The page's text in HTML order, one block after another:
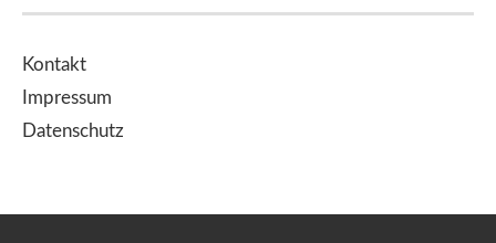
Kontakt
Impressum
Datenschutz